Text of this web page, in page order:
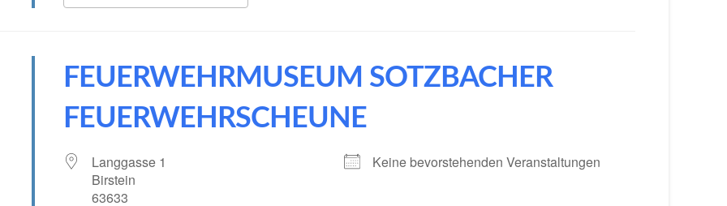
FEUERWEHRMUSEUM SOTZBACHER
FEUERWEHRSCHEUNE
Langgasse 1
Birstein
63633
Keine bevorstehenden Veranstaltungen